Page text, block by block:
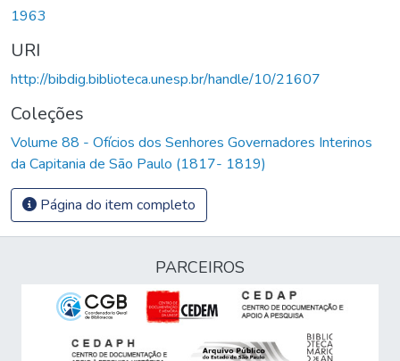
1963
URI
http://bibdig.biblioteca.unesp.br/handle/10/21607
Coleções
Volume 88 - Ofícios dos Senhores Governadores Interinos
da Capitania de São Paulo (1817- 1819)
Página do item completo
PARCEIROS